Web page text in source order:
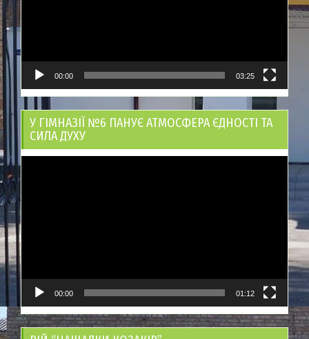
00:00 03:25
У ГІМНАЗІЇ №6 ПАНУЄ АТМОСФЕРА ЄДНОСТІ ТА
СИЛА ДУХУ
00:00 01:12